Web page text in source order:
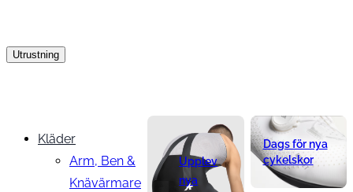
Utrustning
Kläder
Arm, Ben &
Knävärmare
Upplev
nya
Dags för nya
cykelskor